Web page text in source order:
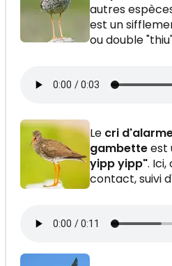
autres
est un
ou double
Le cri
gambetteest
yipp yipp".
contact, suivi